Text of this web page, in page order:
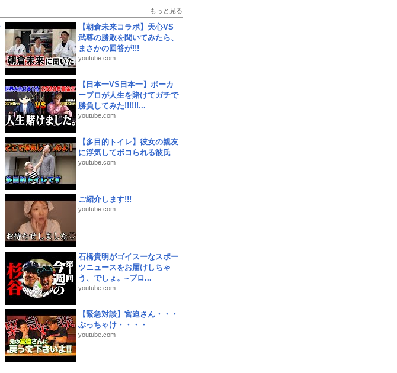
もっと見る
【朝倉未来コラボ】天心VS
武尊の勝敗を聞いてみたら、
まさかの回答が!!!
youtube.com
【日本一VS日本一】ポーカ
ープロが人生を賭けてガチで
勝負してみた!!!!!!...
youtube.com
【多目的トイレ】彼女の親友
に浮気してボコられる彼氏
youtube.com
ご紹介します!!!
youtube.com
石橋貴明がゴイスーなスポー
ツニュースをお届けしちゃ
う、でしょ。~プロ...
youtube.com
【緊急対談】宮迫さん・・・
ぶっちゃけ・・・・
youtube.com